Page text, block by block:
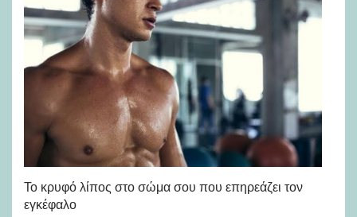
Το κρυφό λίπος στο σώμα σου που επηρεάζει τον
εγκέφαλο